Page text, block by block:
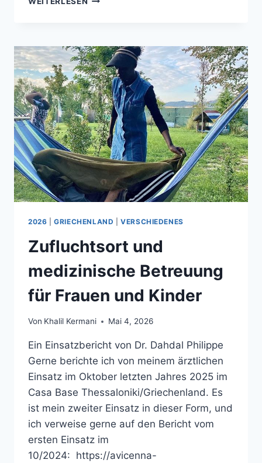
HEILUNG
IN
SYRIEN
2026 |GRIECHENLAND |VERSCHIEDENES
Zufluchtsort und
medizinische Betreuung
für Frauen und Kinder
Von Khalil Kermani Mai 4, 2026
Ein Einsatzbericht von Dr. Dahdal Philippe
Gerne berichte ich von meinem ärztlichen
Einsatz im Oktober letzten Jahres 2025 im
Casa Base Thessaloniki/Griechenland. Es
ist mein zweiter Einsatz in dieser Form, und
ich verweise gerne auf den Bericht vom
ersten Einsatz im
10/2024: https://avicenna-